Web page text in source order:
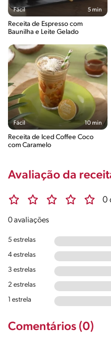
Fácil 5 min
Receita de Espresso com
Baunilha e Leite Gelado
Fácil 10 min
Receita de Iced Coffee Coco
com Caramelo
Avaliação da
0
0 avaliações
5 estrelas
4 estrelas
3 estrelas
2 estrelas
1 estrela
Comentários (0)